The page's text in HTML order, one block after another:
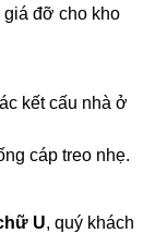
giá đỡ cho kho
kết cấu nhà ở
cáp treo nhẹ.
U, quý khách